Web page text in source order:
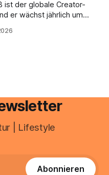
ist der globale Creator-
er wächst jährlich um
Weltweit
| Lifestyle
Abonnieren